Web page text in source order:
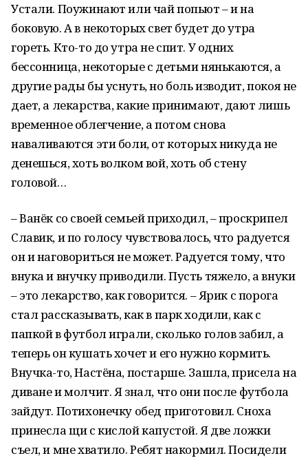
Устали. Поужинают или чай попьют – и на
боковую. А в некоторых свет будет до утра
гореть. Кто-то до утра не спит. У одних
бессонница, некоторые с детьми нянькаются, а
другие рады бы уснуть, но боль изводит, покоя не
дает, а лекарства, какие принимают, дают лишь
временное облегчение, а потом снова
наваливаются эти боли, от которых никуда не
денешься, хоть волком вой, хоть об стену
головой…
– Ванёк со своей семьей приходил, – проскрипел
Славик, и по голосу чувствовалось, что радуется
он и наговориться не может. Радуется тому, что
внука и внучку приводили. Пусть тяжело, а внуки
– это лекарство, как говорится. – Ярик с порога
стал рассказывать, как в парк ходили, как с
папкой в футбол играли, сколько голов забил, а
теперь он кушать хочет и его нужно кормить.
Внучка-то, Настёна, постарше. Зашла, присела на
диване и молчит. Я знал, что они после футбола
зайдут. Потихонечку обед приготовил. Сноха
принесла щи с кислой капустой. Я две ложки
съел, и мне хватило. Ребят накормил. Посидели